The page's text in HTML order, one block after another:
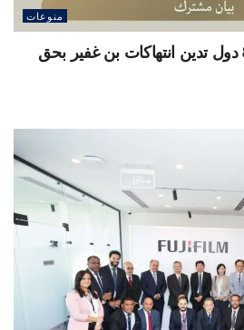
منوعات
بينها مصر و الامارات.. 8 دول تدين انتهاكات بن غفير بحق